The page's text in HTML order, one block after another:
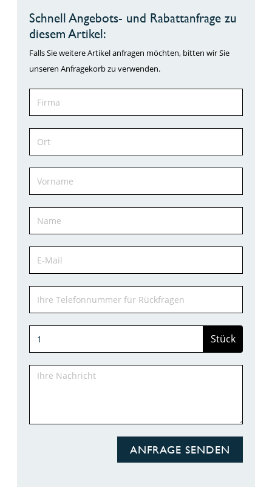
Schnell Angebots- und Rabattanfrage zu
diesem Artikel:
Falls Sie weitere Artikel anfragen möchten, bitten wir Sie
unseren Anfragekorb zu verwenden.
Stück
ANFRAGE SENDEN